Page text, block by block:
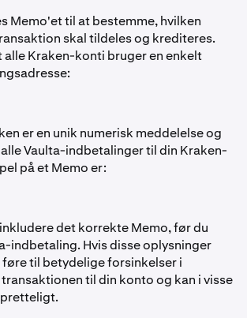
Memo'et til at bestemme, hvilken
skal tildeles og krediteres.
alle Kraken-konti bruger en enkelt
er en unik numerisk meddelelse og
Vaulta-indbetalinger til din Kraken-
på et Memo er:
det korrekte Memo, før du
indbetaling. Hvis disse oplysninger
føre til betydelige forsinkelser i
til din konto og kan i visse